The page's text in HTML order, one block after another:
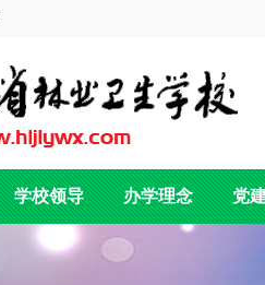
学校领导 办学理念 党